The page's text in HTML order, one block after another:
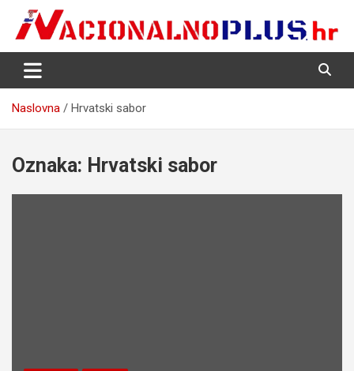
content
NacionalnoPlus.hr
Nacija želi znati više
Naslovna Hrvatski sabor
Oznaka: Hrvatski sabor